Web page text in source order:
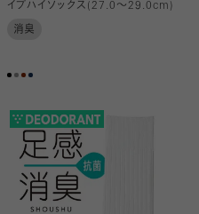
イプハイソックス(27.0～29.0cm)
消臭